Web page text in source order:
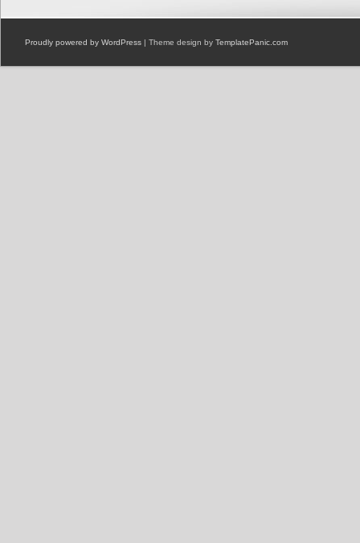
Proudly powered by WordPress | Theme design by TemplatePanic.com